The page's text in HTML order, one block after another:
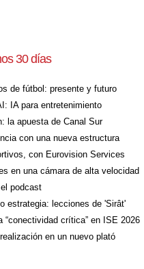
30 días
de fútbol: presente y futuro
IA para entretenimiento
la apuesta de Canal Sur
con una nueva estructura
con Eurovision Services
en una cámara de alta velocidad
podcast
estrategia: lecciones de 'Sirât'
“conectividad crítica” en ISE 2026
en un nuevo plató